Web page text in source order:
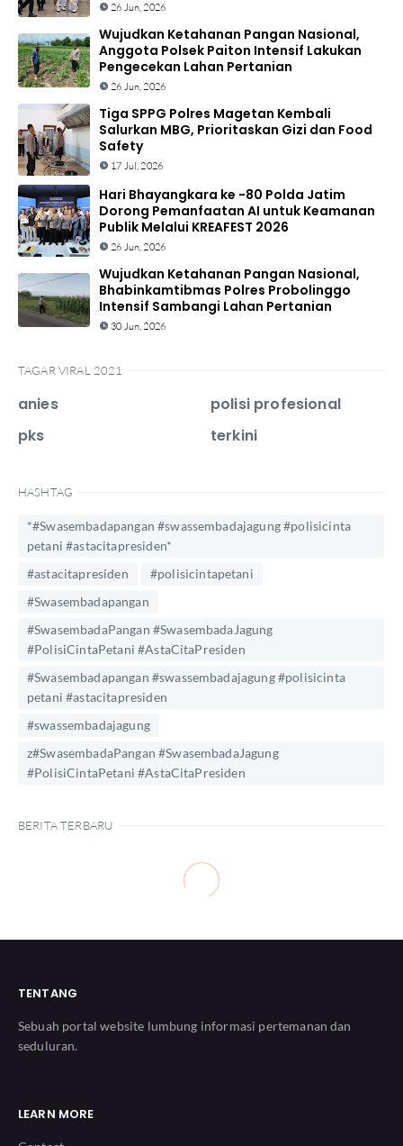
26 Jun, 2026
Wujudkan Ketahanan Pangan Nasional,
Anggota Polsek Paiton Intensif Lakukan
Pengecekan Lahan Pertanian
26 Jun, 2026
Tiga SPPG Polres Magetan Kembali
Salurkan MBG, Prioritaskan Gizi dan Food
Safety
17 Jul, 2026
Hari Bhayangkara ke -80 Polda Jatim
Dorong Pemanfaatan AI untuk Keamanan
Publik Melalui KREAFEST 2026
26 Jun, 2026
Wujudkan Ketahanan Pangan Nasional,
Bhabinkamtibmas Polres Probolinggo
Intensif Sambangi Lahan Pertanian
30 Jun, 2026
TAGAR VIRAL 2021
anies
pks
polisi profesional
terkini
HASHTAG
*#Swasembadapangan #swassembadajagung #polisicinta
petani #astacitapresiden*
#astacitapresiden
#polisicintapetani
#Swasembadapangan
#SwasembadaPangan #SwasembadaJagung
#PolisiCintaPetani #AstaCitaPresiden
#Swasembadapangan #swassembadajagung #polisicinta
petani #astacitapresiden
#swassembadajagung
z#SwasembadaPangan #SwasembadaJagung
#PolisiCintaPetani #AstaCitaPresiden
BERITA TERBARU
TENTANG
Sebuah portal website lumbung informasi pertemanan dan
seduluran.
LEARN MORE